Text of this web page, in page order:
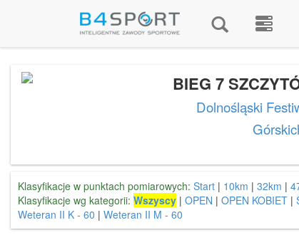
BIEG 7
Dolnośląski
Klasyfikacje w punktach pomiarowych: Start | 10km | 32km |
Klasyfikacje wg kategorii: Wszyscy | OPEN | OPEN KOBIET |
Weteran II K - 60 | Weteran II M - 60